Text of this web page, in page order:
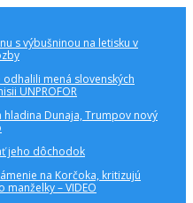
s výbušninou na letisku v
mená slovenských
UNPROFOR
Dunaja, Trumpov nový
jeho dôchodok
na Korčoka, kritizujú
– VIDEO